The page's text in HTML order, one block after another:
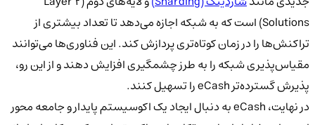
Solutions) است که به شبکه اجازه می‌دهد تا تعداد بیشتری از
تراکنش‌ها را در زمان کوتاه‌تری پردازش کند. این فناوری‌ها می‌توانند
مقیاس‌پذیری شبکه را به طرز چشمگیری افزایش دهند و از این رو،
پذیرش گسترده‌تر eCash را تسهیل کنند.
در نهایت، eCash به دنبال ایجاد یک اکوسیستم پایدار و جامعه محور